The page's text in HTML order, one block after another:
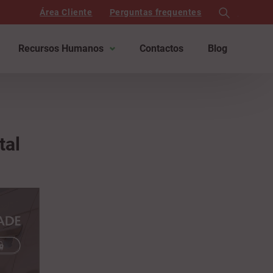
Área Cliente Perguntas frequentes
Recursos Humanos Contactos Blog